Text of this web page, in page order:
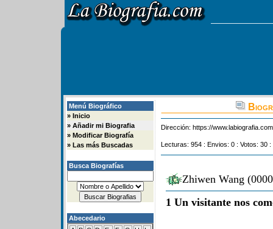
Menú Biográfico
» Inicio
» Añadir mi Biografia
» Modificar Biografía
» Las más Buscadas
Busca Biografías
Abecedario
Dirección: https://
Lecturas: 954 : Envios: 0 : Votos: 30
Zhiwen Wang
1 Un visitante nos